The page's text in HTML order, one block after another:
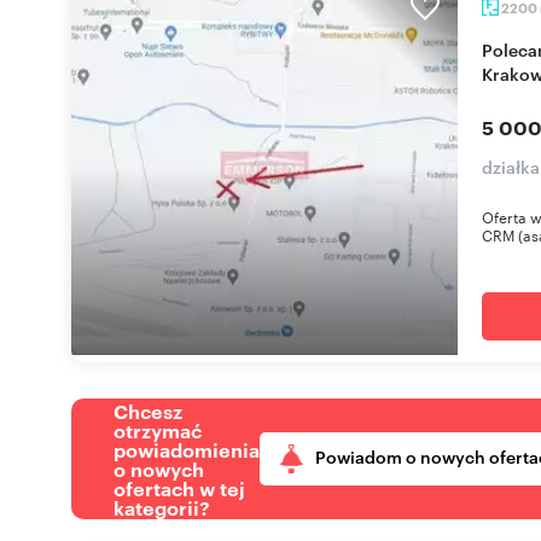
2200
Polecam dużą działkę 2200 m² do wynajęcia w
5
Oferta
CRM
Chcesz
otrzymać
powiadomienia
o nowych
ofertach w tej
kategorii?
Powiadom o nowych